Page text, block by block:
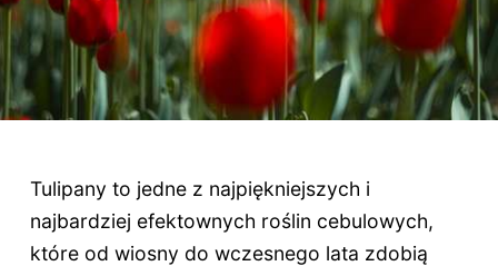
Tulipany to jedne z najpiękniejszych i
najbardziej efektownych roślin cebulowych,
które od wiosny do wczesnego lata zdobią